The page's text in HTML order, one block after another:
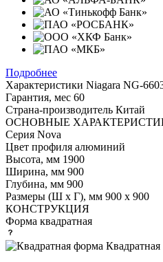
Подробнее
Характеристики Niagara NG-
Гарантия, мес 60
Страна-производитель Китай
ОСНОВНЫЕ
Серия Nova
Цвет профиля алюминий
Высота, мм 1900
Ширина, мм 900
Глубина, мм 900
Размеры (Ш х Г), мм 900 х 900
КОНСТРУКЦИЯ
Форма квадратная